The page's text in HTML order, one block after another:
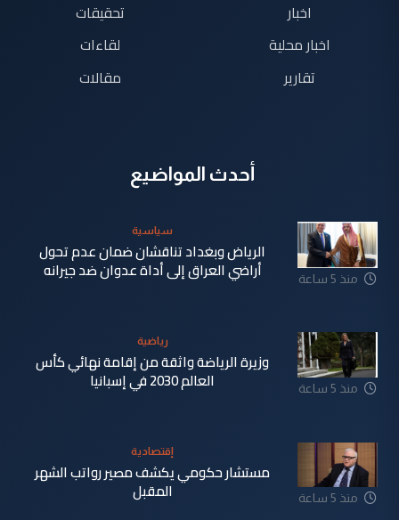
اخبار
اخبار محلية
تقارير
تحقيقات
لقاءات
مقالات
أحدث المواضيع
منذ 5 ساعة
سياسية
الرياض وبغداد تناقشان ضمان عدم تحول
أراضي العراق إلى أداة عدوان ضد جيرانه
منذ 5 ساعة
رياضية
وزيرة الرياضة واثقة من إقامة نهائي كأس
العالم 2030 في إسبانيا
منذ 5 ساعة
إقتصادية
مستشار حكومي يكشف مصير رواتب الشهر
المقبل